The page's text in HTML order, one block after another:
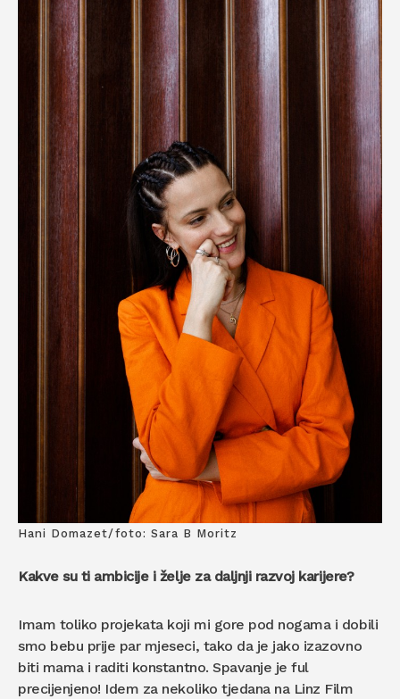
Hani Domazet/foto: Sara B Moritz
Kakve su ti ambicije i želje za daljnji razvoj karijere?
Imam toliko projekata koji mi gore pod nogama i dobili
smo bebu prije par mjeseci, tako da je jako izazovno
biti mama i raditi konstantno. Spavanje je ful
precijenjeno! Idem za nekoliko tjedana na Linz Film